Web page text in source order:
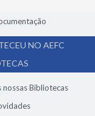
NO AEFC
nossas Bibliotecas